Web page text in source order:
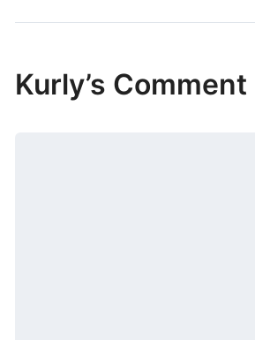
Kurly’s Comment